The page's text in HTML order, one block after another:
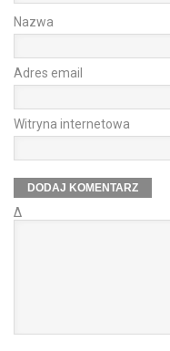
Nazwa
Adres email
Witryna internetowa
Δ